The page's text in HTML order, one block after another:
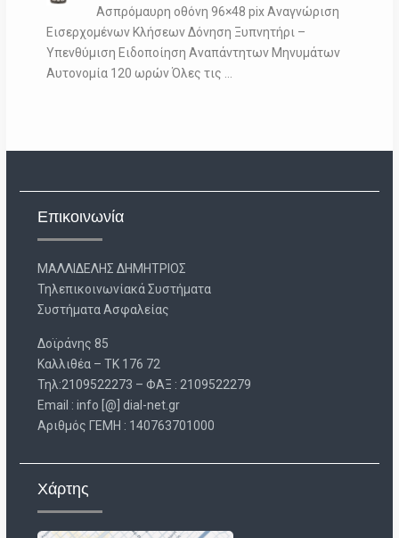
Ασπρόμαυρη οθόνη 96×48 pix Αναγνώριση
Εισερχομένων Κλήσεων Δόνηση Ξυπνητήρι –
Υπενθύμιση Ειδοποίηση Αναπάντητων Μηνυμάτων
Αυτονομία 120 ωρών Όλες τις …
Επικοινωνία
ΜΑΛΛΙΔΕΛΗΣ ΔΗΜΗΤΡΙΟΣ
Τηλεπικοινωνίακά Συστήματα
Συστήματα Ασφαλείας
Δοϊράνης 85
Καλλιθέα – ΤΚ 176 72
Τηλ:2109522273 – ΦΑΞ : 2109522279
Email : info [@] dial-net.gr
Aριθμός ΓΕΜΗ : 140763701000
Χάρτης